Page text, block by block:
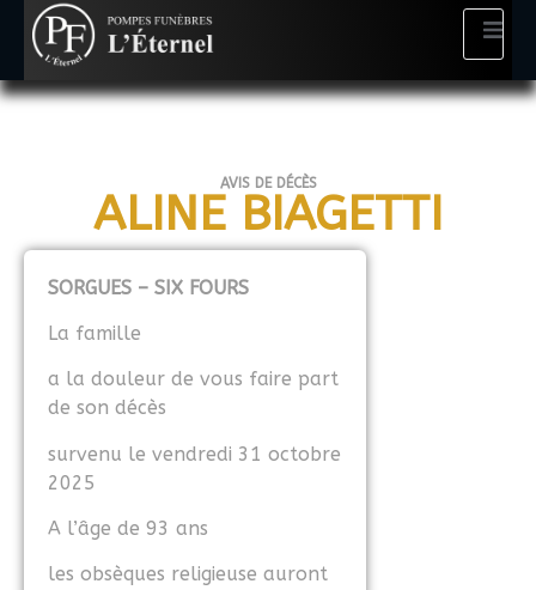
AVIS DE DÉCÈS
ALINE BIAGETTI
SORGUES – SIX FOURS
La famille
a la douleur de vous faire part
de son décès
survenu le vendredi 31 octobre
2025
A l’âge de 93 ans
les obsèques religieuse auront